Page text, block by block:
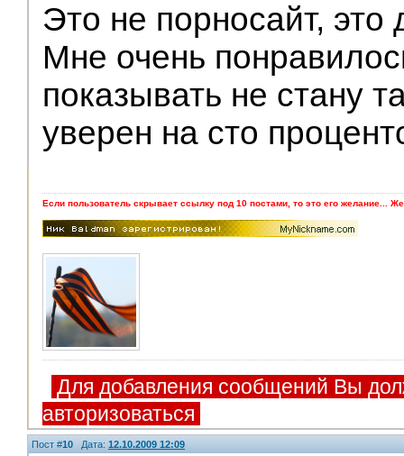
Это не порносайт,
Мне очень
показывать не стану
уверен на сто
Если пользователь скрывает ссылку под 10 постами, то это его желание...
Для добавления сообщений Вы
авторизоваться
Пост #10 Дата: 12.10.2009 12:09